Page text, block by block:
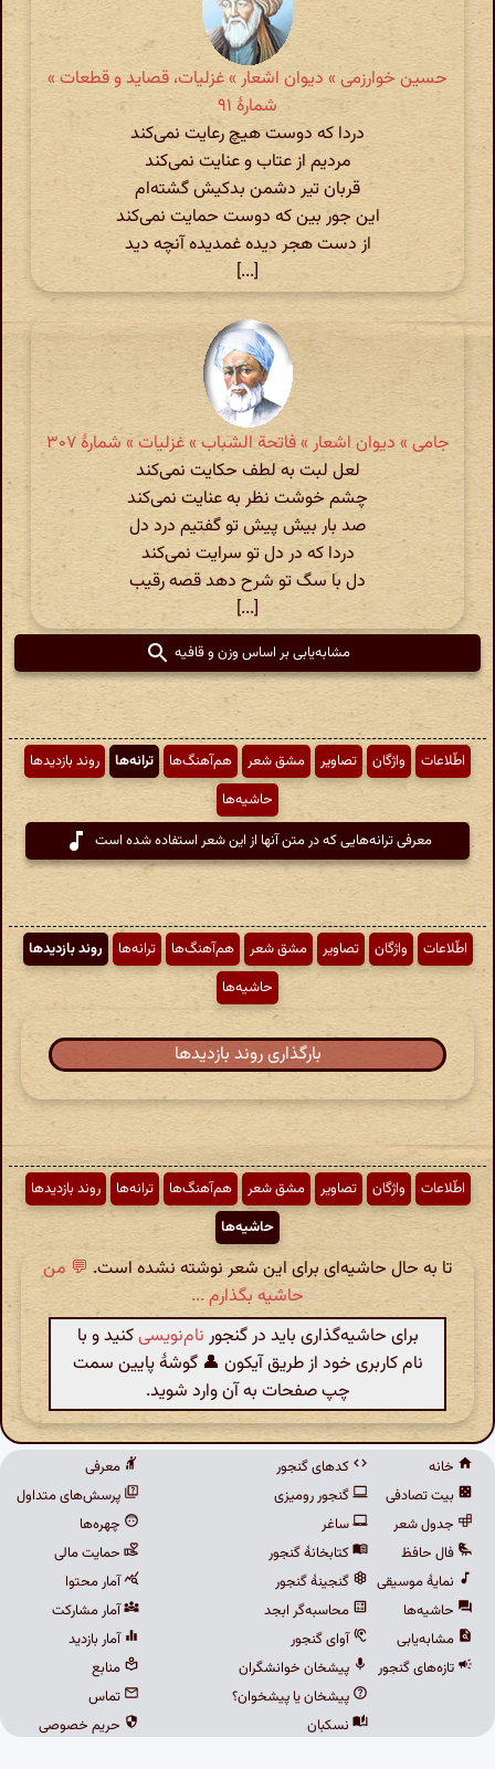
حسین خوارزمی » دیوان اشعار » غزلیات، قصاید و قطعات »
شمارهٔ ۹۱
دردا که دوست هیچ رعایت نمی‌کند
مردیم از عتاب و عنایت نمی‌کند
قربان تیر دشمن بدکیش گشته‌ام
این جور بین که دوست حمایت نمی‌کند
از دست هجر دیده غمدیده آنچه دید
[...]
جامی » دیوان اشعار » فاتحة الشباب » غزلیات » شمارهٔ ۳۰۷
لعل لبت به لطف حکایت نمی‌کند
چشم خوشت نظر به عنایت نمی‌کند
صد بار بیش پیش تو گفتیم درد دل
دردا که در دل تو سرایت نمی‌کند
دل با سگ تو شرح دهد قصه رقیب
[...]
مشابه‌یابی بر اساس وزن و قافیه
اطّلاعات واژگان تصاویر مشق شعر هم‌آهنگ‌ها ترانه‌ها
روند بازدیدها
حاشیه‌ها
معرفی ترانه‌هایی که در متن آنها از این شعر استفاده شده است
اطّلاعات واژگان تصاویر مشق شعر هم‌آهنگ‌ها ترانه‌ها
روند بازدیدها
حاشیه‌ها
بارگذاری روند بازدیدها
اطّلاعات واژگان تصاویر مشق شعر هم‌آهنگ‌ها ترانه‌ها
روند بازدیدها
حاشیه‌ها
تا به حال حاشیه‌ای برای این شعر نوشته نشده است. 💬 من
حاشیه بگذارم ...
برای حاشیه‌گذاری باید در گنجور نام‌نویسیکنید و با
نام کاربری خود از طریق آیکون 👤 گوشهٔ پایین سمت
چپ صفحات به آن وارد شوید.
خانه
بیت تصادفی
جدول شعر
فال حافظ
نمایهٔ موسیقی
حاشیه‌ها
مشابه‌یابی
تازه‌های گنجور
کدهای گنجور
گنجور رومیزی
ساغر
کتابخانهٔ گنجور
گنجینهٔ گنجور
محاسبه‌گر ابجد
آوای گنجور
پیشخان خوانشگران
پیشخان یا پیشخوان؟
نسکبان
معرفی
پرسش‌های متداول
چهره‌ها
حمایت مالی
آمار محتوا
آمار مشارکت
آمار بازدید
منابع
تماس
حریم خصوصی